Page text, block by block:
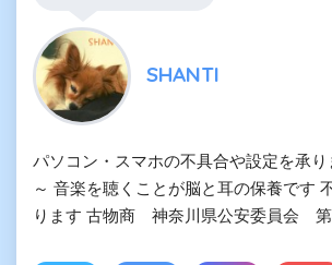
SHANTI
パソコン・スマホの不具合や設定を承り
～ 音楽を聴くことが脳と耳の保養です
ります 古物商 神奈川県公安委員会 第